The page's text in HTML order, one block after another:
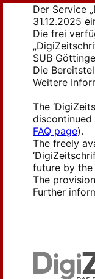
Der Service
31.12.2025
Die frei
SUB
Die
Weitere
The
discontinued
FAQ page).
The freely
future by the
The
Further